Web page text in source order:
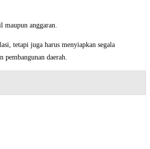
maupun anggaran.
tetapi juga harus menyiapkan segala
pembangunan daerah.